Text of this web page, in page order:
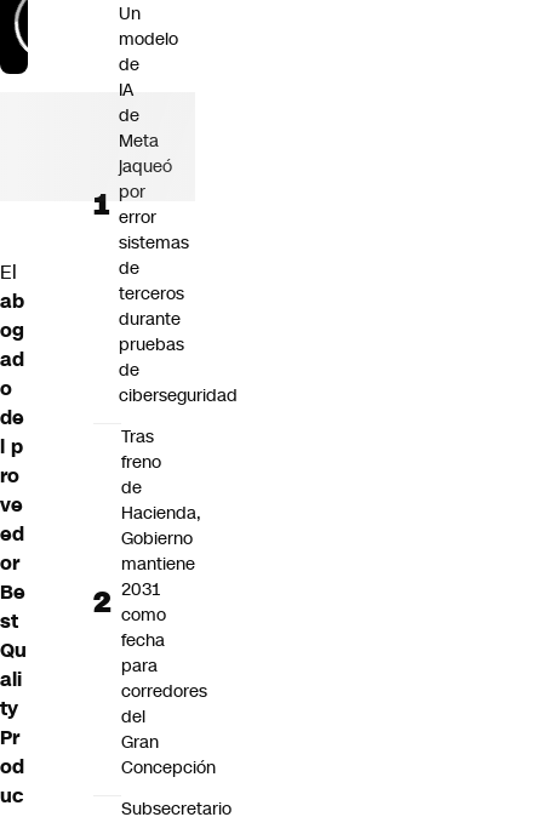
El
ab
og
ad
o
de
l p
ro
ve
ed
or
Be
st
Qu
ali
ty
Pr
od
uc
Un
modelo
de
IA
de
Meta
jaqueó
por
error
sistemas
de
terceros
durante
pruebas
de
ciberseguridad
Tras
freno
de
Hacienda,
Gobierno
mantiene
2031
como
fecha
para
corredores
del
Gran
Concepción
Subsecretario